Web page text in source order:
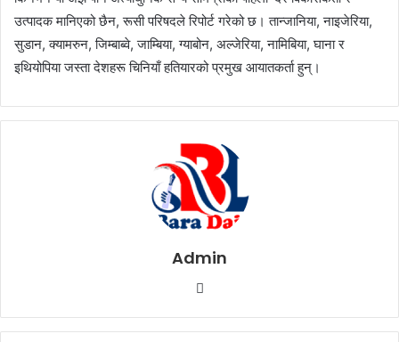
उत्पादक मानिएको छैन, रूसी परिषदले रिपोर्ट गरेको छ। तान्जानिया, नाइजेरिया,
सुडान, क्यामरुन, जिम्बाब्वे, जाम्बिया, ग्याबोन, अल्जेरिया, नामिबिया, घाना र
इथियोपिया जस्ता देशहरू चिनियाँ हतियारको प्रमुख आयातकर्ता हुन्।
Admin
b